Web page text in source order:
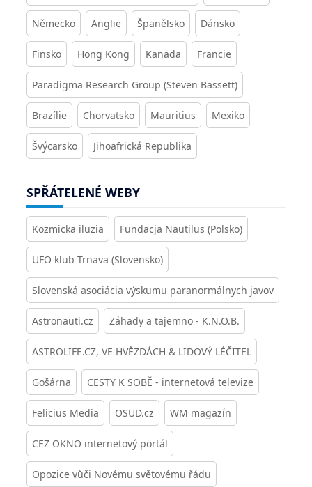
Německo Anglie Španělsko Dánsko
Finsko Hong Kong Kanada Francie
Paradigma Research Group (Steven Bassett)
Brazílie Chorvatsko Mauritius Mexiko
Švýcarsko Jihoafrická Republika
SPŘÁTELENÉ WEBY
Kozmicka iluzia Fundacja Nautilus (Polsko)
UFO klub Trnava (Slovensko)
Slovenská asociácia výskumu paranormálnych javov
Astronauti.cz Záhady a tajemno - K.N.O.B.
ASTROLIFE.CZ, VE HVĚZDÁCH & LIDOVÝ LÉČITEL
Gošárna CESTY K SOBĚ - internetová televize
Felicius Media OSUD.cz WM magazín
CEZ OKNO internetový portál
Opozice vůči Novému světovému řádu